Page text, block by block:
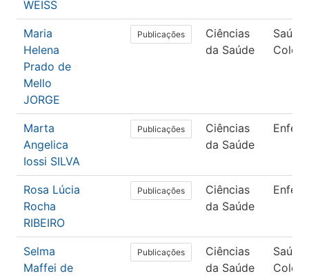
WEISS
Maria
Helena
Prado de
Mello
JORGE
Publicações
Ciências
da Saúde
Saúde
Marta
Angelica
Iossi SILVA
Publicações
Ciências
da Saúde
Rosa Lúcia
Rocha
RIBEIRO
Publicações
Ciências
da Saúde
Selma
Maffei de
Publicações
Ciências
da Saúde
Saúde